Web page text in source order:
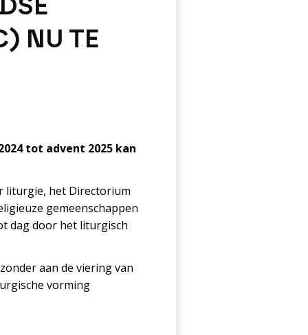
NU TE
tot advent 2025 kan
liturgie, het Directorium
gemeenschappen
dag door het liturgisch
aan de viering van
vorming